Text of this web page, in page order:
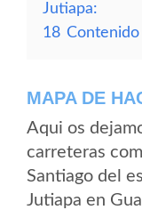
Jutiapa:
18 Contenido
MAPA DE
Aqui os
carreteras
Santiago del
Jutiapa en